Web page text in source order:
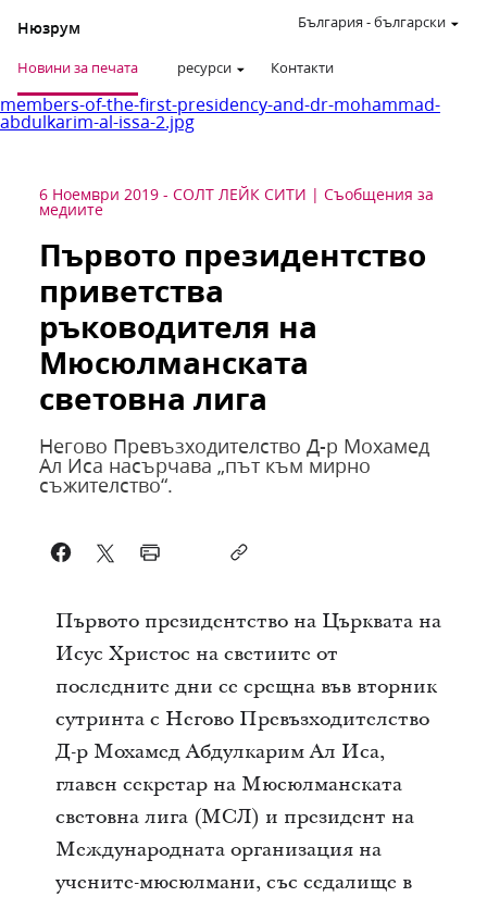
Нюзрум
Новини за печата ресурси Контакти
България -български
members-of-the-first-presidency-and-dr-mohammad-
abdulkarim-al-issa-2.jpg
6 Ноември 2019 - СОЛТ ЛЕЙК СИТИ Съобщения за
медиите
Първото президентство
приветства
ръководителя на
Мюсюлманската
световна лига
Негово Превъзходителство Д-р Мохамед
Ал Иса насърчава „път към мирно
съжителство“.
Първото президентство на Църквата на
Исус Христос на светиите от
последните дни се срещна във вторник
сутринта с Негово Превъзходителство
Д-р Мохамед Абдулкарим Ал Иса,
главен секретар на Мюсюлманската
световна лига (МСЛ) и президент на
Международната организация на
учените-мюсюлмани, със седалище в